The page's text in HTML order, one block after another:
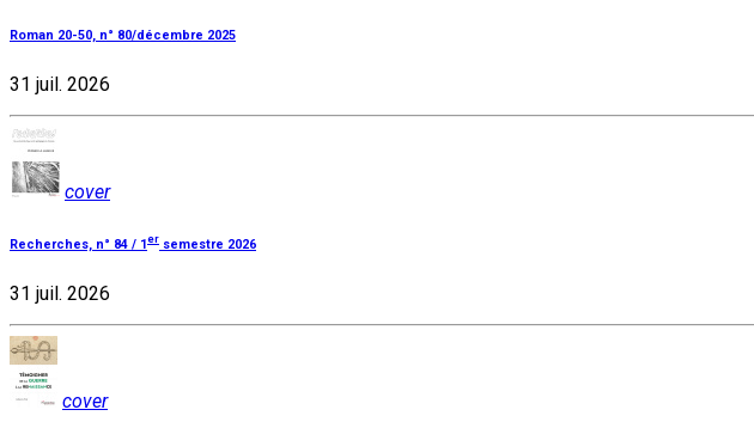
Roman 20-50, n° 80/décembre 2025
31 juil. 2026
cover
Recherches, n° 84 / 1er semestre 2026
31 juil. 2026
cover